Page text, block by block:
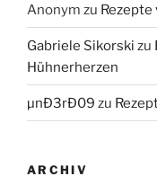
Anonym zu
Gabriele Sikorski zu
Hühnerherzen
µnÐ3rÐ09 zu
ARCHIV